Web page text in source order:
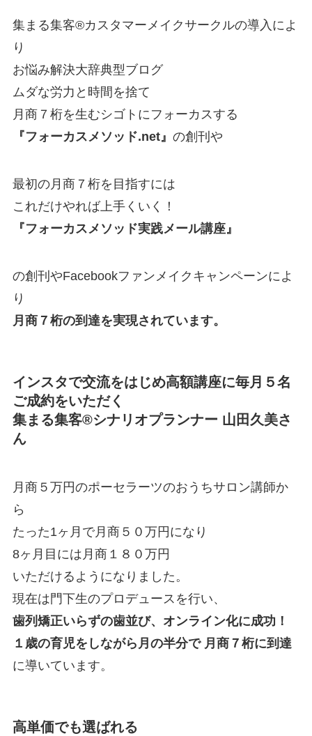
集まる集客®カスタマーメイクサークルの導入によ
り
お悩み解決大辞典型ブログ
ムダな労力と時間を捨て
月商７桁を生むシゴトにフォーカスする
『フォーカスメソッド.net』 の創刊や
最初の月商７桁を目指すには
これだけやれば上手くいく！
『フォーカスメソッド実践メール講座』
の創刊やFacebookファンメイクキャンペーンによ
り
月商７桁の到達を実現されています。
インスタで交流をはじめ高額講座に毎月５名
ご成約をいただく
集まる集客®シナリオプランナー 山田久美さ
ん
月商５万円のポーセラーツのおうちサロン講師か
ら
たった1ヶ月で月商５０万円になり
8ヶ月目には月商１８０万円
いただけるようになりました。
現在は門下生のプロデュースを行い、
歯列矯正いらずの歯並び、オンライン化に成功！
１歳の育児をしながら月の半分で 月商７桁に到達
に導いています。
高単価でも選ばれる